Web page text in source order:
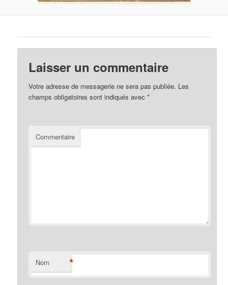
Laisser un commentaire
Votre adresse de messagerie ne sera pas publiée. Les
champs obligatoires sont indiqués avec*
Commentaire
Nom *